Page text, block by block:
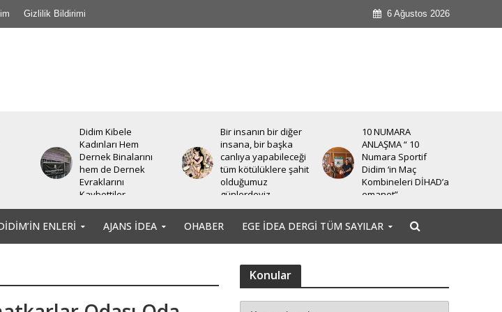
Gizlilik Bildirimi 6 Ağustos 2026
Didim Kibele
Kadınları Hem
Dernek Binalarını
hem de Dernek
Evraklarını
Kaybettiler.
Bir insanın bir diğer
insana, bir başka
canlıya yapabileceği
tüm kötülüklere şahit
olduğumuz
günlerdeyiz.
10 NUMARA
ANLAŞMA “ 10
Numara Sportif
Didim ‘in Maç
Kombineleri DİHAD’a
emanet”
ENLERI AJANS İDEA OHABER EGE İDEA DERGI TÜM SAYILAR
Konular